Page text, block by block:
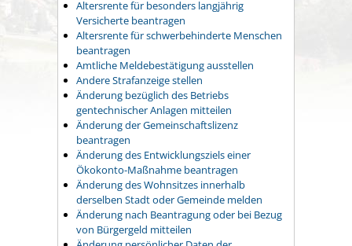
Altersrente für besonders langjährig
Versicherte beantragen
Altersrente für schwerbehinderte Menschen
beantragen
Amtliche Meldebestätigung ausstellen
Andere Strafanzeige stellen
Änderung bezüglich des Betriebs
gentechnischer Anlagen mitteilen
Änderung der Gemeinschaftslizenz
beantragen
Änderung des Entwicklungsziels einer
Ökokonto-Maßnahme beantragen
Änderung des Wohnsitzes innerhalb
derselben Stadt oder Gemeinde melden
Änderung nach Beantragung oder bei Bezug
von Bürgergeld mitteilen